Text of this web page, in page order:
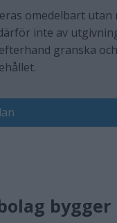
omedelbart utan
inte av
granska